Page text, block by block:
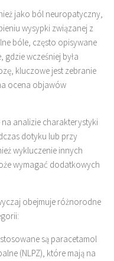
jako ból neuropatyczny,
wysypki związanej z
bóle, często opisywane
gdzie wcześniej była
kluczowe jest zebranie
ocena objawów
analizie charakterystyki
dotyku lub przy
wykluczenie innych
wymagać dodatkowych
obejmuje różnorodne
są paracetamol
(NLPZ), które mają na